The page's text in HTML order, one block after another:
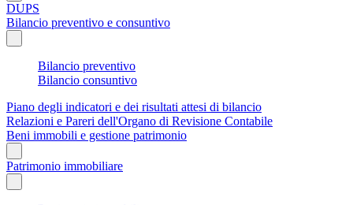
DUPS
Bilancio preventivo e consuntivo
Bilancio preventivo
Bilancio consuntivo
Piano degli indicatori e dei risultati attesi di bilancio
Relazioni e Pareri dell'Organo di Revisione Contabile
Beni immobili e gestione patrimonio
Patrimonio immobiliare